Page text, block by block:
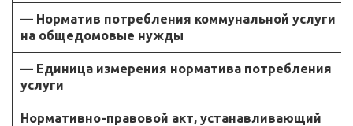
— Норматив потребления коммунальной услуги
на общедомовые нужды
— Единица измерения норматива потребления
услуги
Нормативно-правовой акт, устанавливающий